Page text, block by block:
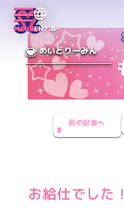
MENUEN／JP
めいどりーみん
前の記事へ
お給仕でした！